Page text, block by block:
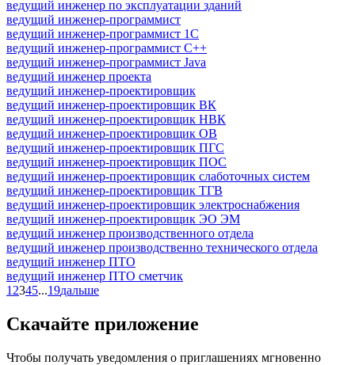
ведущий инженер по эксплуатации зданий
ведущий инженер-программист
ведущий инженер-программист 1С
ведущий инженер-программист C++
ведущий инженер-программист Java
ведущий инженер проекта
ведущий инженер-проектировщик
ведущий инженер-проектировщик ВК
ведущий инженер-проектировщик НВК
ведущий инженер-проектировщик ОВ
ведущий инженер-проектировщик ПГС
ведущий инженер-проектировщик ПОС
ведущий инженер-проектировщик слаботочных систем
ведущий инженер-проектировщик ТГВ
ведущий инженер-проектировщик электроснабжения
ведущий инженер-проектировщик ЭО ЭМ
ведущий инженер производственного отдела
ведущий инженер производственно технического отдела
ведущий инженер ПТО
ведущий инженер ПТО сметчик
1 2345...19дальше
Скачайте приложение
Чтобы получать уведомления о приглашениях мгновенно